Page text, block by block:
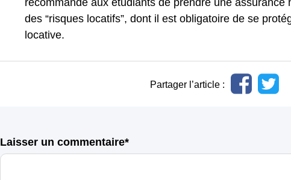
des “risques locatifs”, dont il est obligatoire de se
locative.
Partager l’article :
Laisser un commentaire*